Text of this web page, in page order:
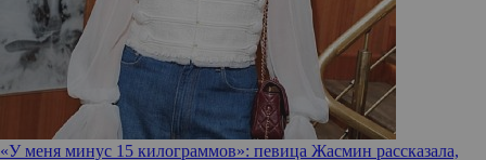
«У меня минус 15 килограммов»: певица Жасмин рассказала,